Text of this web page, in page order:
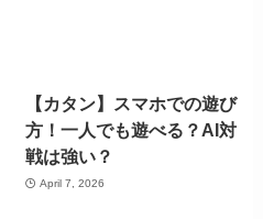
【カタン】スマホでの遊び
方！一人でも遊べる？AI対
戦は強い？
April 7, 2026